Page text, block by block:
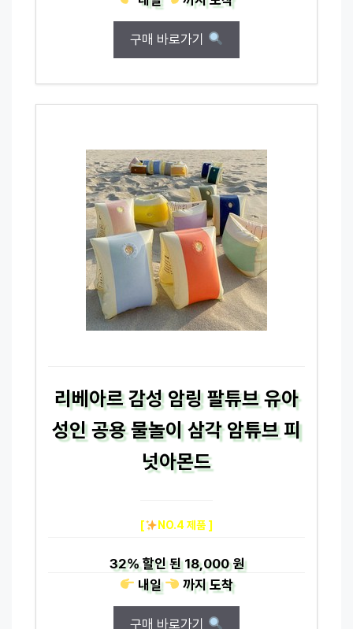
구매 바로가기
리베아르 감성 암링 팔튜브 유아
성인 공용 물놀이 삼각 암튜브 피
넛아몬드
[ NO.4 제품 ]
32%할인 된18,000 원
내일
까지도착
구매 바로가기